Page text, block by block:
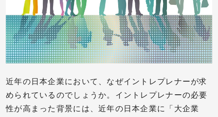
近年の日本企業において、なぜイントレプレナーが求
められているのでしょうか。イントレプレナーの必要
性が高まった背景には、近年の日本企業に「大企業